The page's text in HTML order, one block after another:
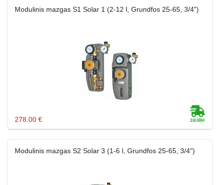
Modulinis mazgas S1 Solar 1 (2-12 l, Grundfos 25-65, 3/4")
278.00 €
Modulinis mazgas S2 Solar 3 (1-6 l, Grundfos 25-65, 3/4")